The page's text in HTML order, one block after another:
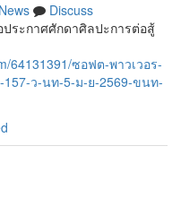
News
Discuss
ระกาศศักดาศิลปะการต่อสู้
64131391/ซอฟต-พาวเวอร-
ว-นท-5-ม-ย-2569-ขนท-